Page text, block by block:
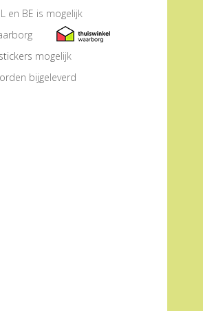
en BE is mogelijk
mogelijk
bijgeleverd